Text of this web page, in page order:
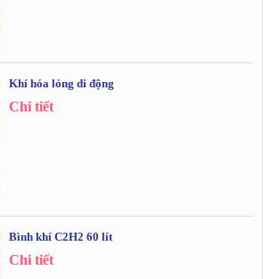
Khí hóa lỏng di động
Chi tiết
Bình khí C2H2 60 lít
Chi tiết